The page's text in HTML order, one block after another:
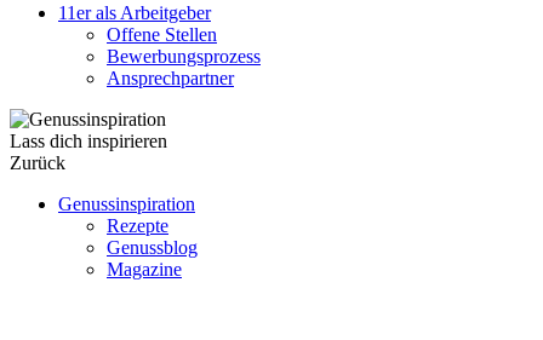
11er als Arbeitgeber
Offene Stellen
Bewerbungsprozess
Ansprechpartner
Lass dich inspirieren
Zurück
Genussinspiration
Rezepte
Genussblog
Magazine